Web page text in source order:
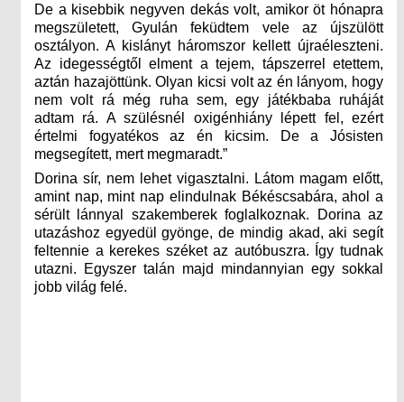
De a kisebbik negyven dekás volt, amikor öt hónapra
megszületett, Gyulán feküdtem vele az újszülött
osztályon. A kislányt háromszor kellett újraéleszteni.
Az idegességtől elment a tejem, tápszerrel etettem,
aztán hazajöttünk. Olyan kicsi volt az én lányom, hogy
nem volt rá még ruha sem, egy játékbaba ruháját
adtam rá. A szülésnél oxigénhiány lépett fel, ezért
értelmi fogyatékos az én kicsim. De a Jósisten
megsegített, mert megmaradt.”
Dorina sír, nem lehet vigasztalni. Látom magam előtt,
amint nap, mint nap elindulnak Békéscsabára, ahol a
sérült lánnyal szakemberek foglalkoznak. Dorina az
utazáshoz egyedül gyönge, de mindig akad, aki segít
feltennie a kerekes széket az autóbuszra. Így tudnak
utazni. Egyszer talán majd mindannyian egy sokkal
jobb világ felé.